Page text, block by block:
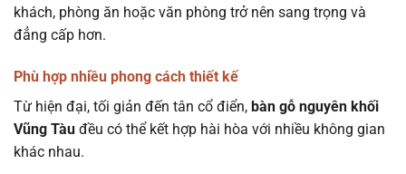
khách, phòng ăn hoặc văn phòng trở nên sang trọng và
đẳng cấp hơn.
Phù hợp nhiều phong cách thiết kế
Từ hiện đại, tối giản đến tân cổ điển, bàn gỗ nguyên khối
Vũng Tàu đều có thể kết hợp hài hòa với nhiều không gian
khác nhau.